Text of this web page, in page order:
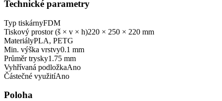
Technické parametry
Typ tiskárnyFDM
Tiskový prostor (š × v × h)220 × 250 × 220 mm
MateriályPLA, PETG
Min. výška vrstvy0.1 mm
Průměr trysky1.75 mm
Vyhřívaná podložkaAno
Částečné využitíAno
Poloha